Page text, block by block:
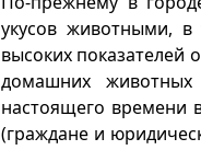
укусов животными,
высоких
домашних
настоящего времени
(граждане и